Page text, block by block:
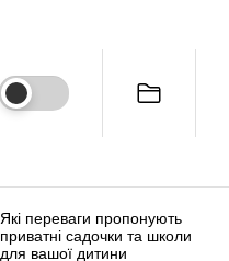
Які переваги пропонують
приватні садочки та школи
для вашої дитини